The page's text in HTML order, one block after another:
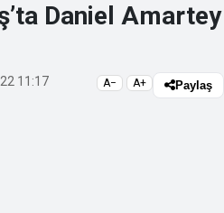
Daniel Amartey
11:17 A− A+ Paylaş